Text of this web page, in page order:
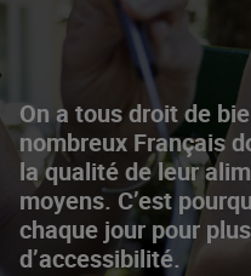
On a tous droit de
nombreux Français
la qualité de leur
moyens. C’est
chaque jour pour
d’accessibilité.